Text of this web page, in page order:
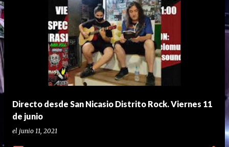
E
n
t
r
a
d
a
Directo desde San Nicasio Distrito Rock. Viernes 11
de junio
el junio 11, 2021